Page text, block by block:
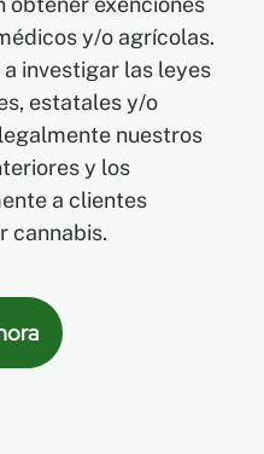
y/o agrícolas.
investigar las leyes
estatales y/o
nuestros
y los
a clientes
cannabis.